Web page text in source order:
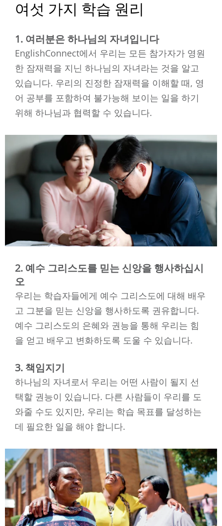
여섯 가지 학습 원리
1. 여러분은 하나님의 자녀입니다
EnglishConnect에서 우리는 모든 참가자가 영원
한 잠재력을 지닌 하나님의 자녀라는 것을 알고
있습니다. 우리의 진정한 잠재력을 이해할 때, 영
어 공부를 포함하여 불가능해 보이는 일을 하기
위해 하나님과 협력할 수 있습니다.
2. 예수 그리스도를 믿는 신앙을 행사하십시
오
우리는 학습자들에게 예수 그리스도에 대해 배우
고 그분을 믿는 신앙을 행사하도록 권유합니다.
예수 그리스도의 은혜와 권능을 통해 우리는 힘
을 얻고 배우고 변화하도록 도울 수 있습니다.
3. 책임지기
하나님의 자녀로서 우리는 어떤 사람이 될지 선
택할 권능이 있습니다. 다른 사람들이 우리를 도
와줄 수도 있지만, 우리는 학습 목표를 달성하는
데 필요한 일을 해야 합니다.